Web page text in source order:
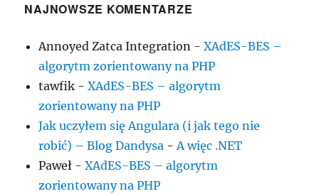
NAJNOWSZE KOMENTARZE
Annoyed Zatca Integration -XAdES-BES –
algorytm zorientowany na PHP
tawfik -XAdES-BES – algorytm
zorientowany na PHP
Jak uczyłem się Angulara (i jak tego nie
robić) – Blog Dandysa -A więc .NET
Paweł -XAdES-BES – algorytm
zorientowany na PHP